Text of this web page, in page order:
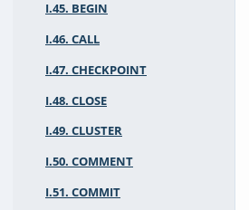
I.45. BEGIN
I.46. CALL
I.47. CHECKPOINT
I.48. CLOSE
I.49. CLUSTER
I.50. COMMENT
I.51. COMMIT